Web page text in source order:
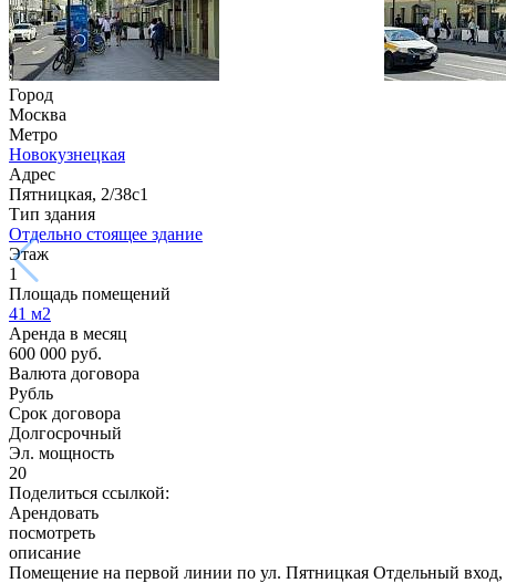
Город
Москва
Метро
Новокузнецкая
Адрес
Пятницкая, 2/38c1
Тип здания
Отдельно стоящее здание
Этаж
1
Площадь помещений
41 м2
Аренда в месяц
600 000 руб.
Валюта договора
Рубль
Срок договора
Долгосрочный
Эл. мощность
20
Поделиться ссылкой:
Арендовать
посмотреть
описание
Помещение на первой линии по ул. Пятницкая Отдельный вход,